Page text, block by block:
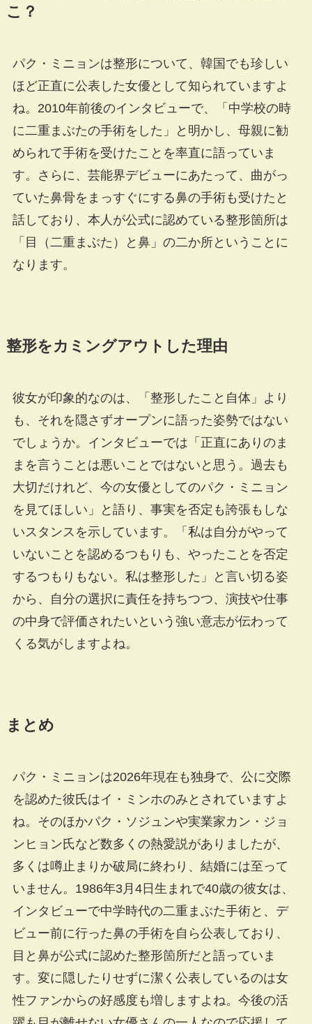
こ？
パク・ミニョンは整形について、韓国でも珍しい
ほど正直に公表した女優として知られていますよ
ね。2010年前後のインタビューで、「中学校の時
に二重まぶたの手術をした」と明かし、母親に勧
められて手術を受けたことを率直に語っていま
す。さらに、芸能界デビューにあたって、曲がっ
ていた鼻骨をまっすぐにする鼻の手術も受けたと
話しており、本人が公式に認めている整形箇所は
「目（二重まぶた）と鼻」の二か所ということに
なります。
整形をカミングアウトした理由
彼女が印象的なのは、「整形したこと自体」より
も、それを隠さずオープンに語った姿勢ではない
でしょうか。インタビューでは「正直にありのま
まを言うことは悪いことではないと思う。過去も
大切だけれど、今の女優としてのパク・ミニョン
を見てほしい」と語り、事実を否定も誇張もしな
いスタンスを示しています。「私は自分がやって
いないことを認めるつもりも、やったことを否定
するつもりもない。私は整形した」と言い切る姿
から、自分の選択に責任を持ちつつ、演技や仕事
の中身で評価されたいという強い意志が伝わって
くる気がしますよね。
まとめ
パク・ミニョンは2026年現在も独身で、公に交際
を認めた彼氏はイ・ミンホのみとされていますよ
ね。そのほかパク・ソジュンや実業家カン・ジョ
ンヒョン氏など数多くの熱愛説がありましたが、
多くは噂止まりか破局に終わり、結婚には至って
いません。1986年3月4日生まれで40歳の彼女は、
インタビューで中学時代の二重まぶた手術と、デ
ビュー前に行った鼻の手術を自ら公表しており、
目と鼻が公式に認めた整形箇所だと語っていま
す。変に隠したりせずに潔く公表しているのは女
性ファンからの好感度も増しますよね。今後の活